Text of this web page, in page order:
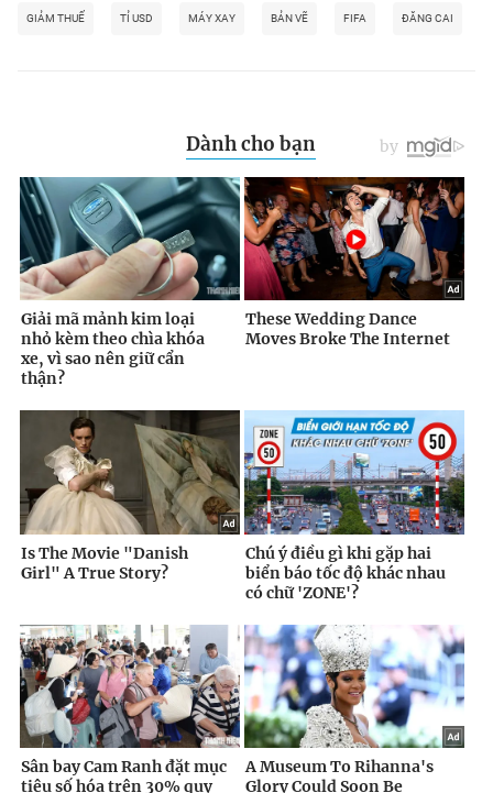
GIẢM THUẾ TỈ USD MÁY XAY BẢN VẼ FIFA ĐĂNG CAI